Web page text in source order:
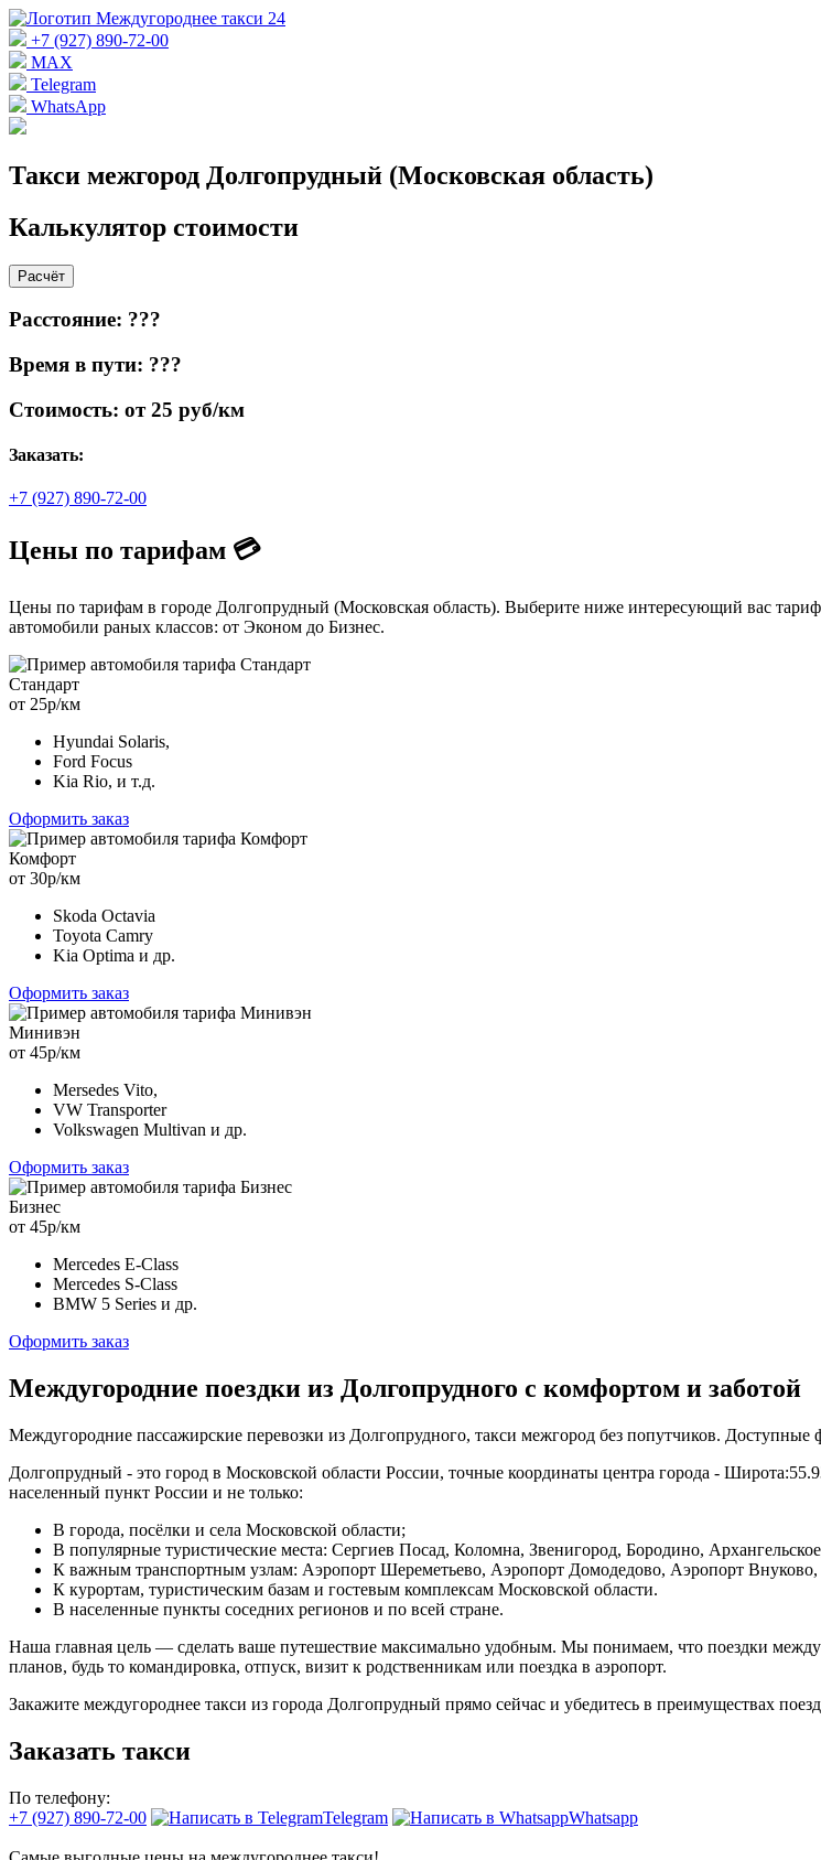
+7 (927) 890-72-00
MAX
Telegram
WhatsApp
Такси межгород Долгопрудный (Московская область)
Калькулятор стоимости
Расчёт
Расстояние: ???
Время в пути: ???
Стоимость: от 25 руб/км
Заказать:
+7 (927) 890-72-00
Цены по тарифам 💳
Цены по тарифам в городе Долгопрудный (Московская область). Выберите ниже интересующий вас
автомобили раных классов: от Эконом до Бизнес.
Стандарт
от 25р/км
Hyundai Solaris,
Ford Focus
Kia Rio, и т.д.
Оформить заказ
Комфорт
от 30р/км
Skoda Octavia
Toyota Camry
Kia Optima и др.
Оформить заказ
Минивэн
от 45р/км
Mersedes Vito,
VW Transporter
Volkswagen Multivan и др.
Оформить заказ
Бизнес
от 45р/км
Mercedes E-Class
Mercedes S-Class
BMW 5 Series и др.
Оформить заказ
Междугородние поездки из Долгопрудного с комфортом и заботой
Междугородние пассажирские перевозки из Долгопрудного, такси межгород без попутчиков.
Долгопрудный - это город в Московской области России, точные координаты центра города -
населенный пункт России и не только:
В города, посёлки и села Московской области;
В популярные туристические места: Сергиев Посад, Коломна, Звенигород, Бородино,
К важным транспортным узлам: Аэропорт Шереметьево, Аэропорт Домодедово, Аэропорт
К курортам, туристическим базам и гостевым комплексам Московской области.
В населенные пункты соседних регионов и по всей стране.
Наша главная цель — сделать ваше путешествие максимально удобным. Мы понимаем, что поездки
планов, будь то командировка, отпуск, визит к родственникам или поездка в аэропорт.
Закажите междугороднее такси из города Долгопрудный прямо сейчас и убедитесь в преимуществах
Заказать такси
По телефону:
+7 (927) 890-72-00
Telegram Whatsapp